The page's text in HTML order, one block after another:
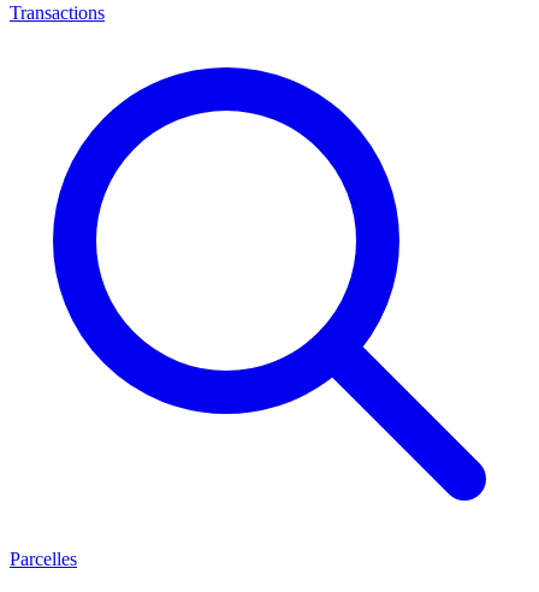
Transactions
Parcelles